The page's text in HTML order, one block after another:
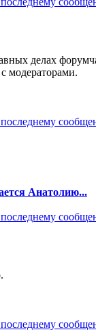
делах
модераторами.
Анатолию...